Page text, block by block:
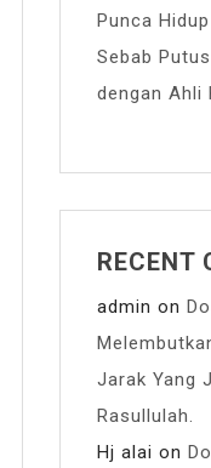
Punca
Sebab
dengan Ahli
RECENT
admin on
Jarak Yang
Rasullulah.
Hj alai on